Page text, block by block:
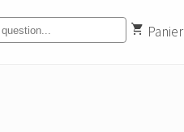
shopping_cart Panier